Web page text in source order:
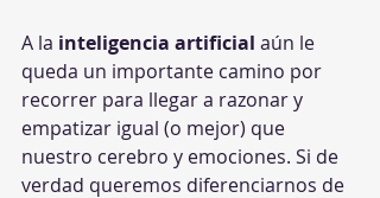
A la inteligencia artificial aún le
queda un importante camino por
recorrer para llegar a razonar y
empatizar igual (o mejor) que
nuestro cerebro y emociones. Si de
verdad queremos diferenciarnos de